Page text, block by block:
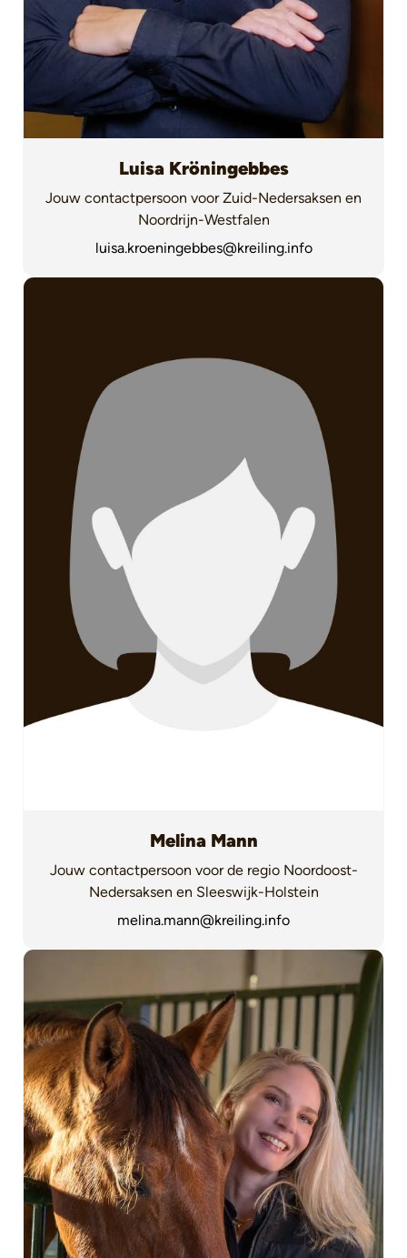
Luisa Kröningebbes
Jouw contactpersoon voor Zuid-Nedersaksen en
Noordrijn-Westfalen
luisa.kroeningebbes@kreiling.info
Melina Mann
Jouw contactpersoon voor de regio Noordoost-
Nedersaksen en Sleeswijk-Holstein
melina.mann@kreiling.info